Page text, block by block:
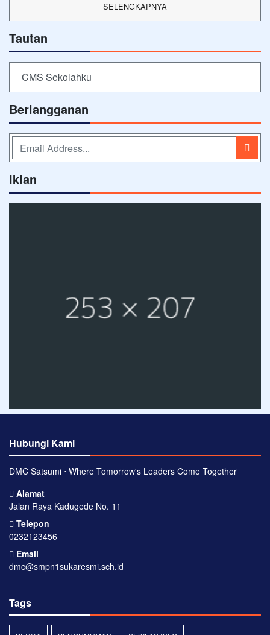
SELENGKAPNYA
Tautan
CMS Sekolahku
Berlangganan
Iklan
Hubungi Kami
DMC Satsumi ⋅ Where Tomorrow's Leaders Come Together
Alamat
Jalan Raya Kadugede No. 11
Telepon
0232123456
Email
dmc@smpn1sukaresmi.sch.id
Tags